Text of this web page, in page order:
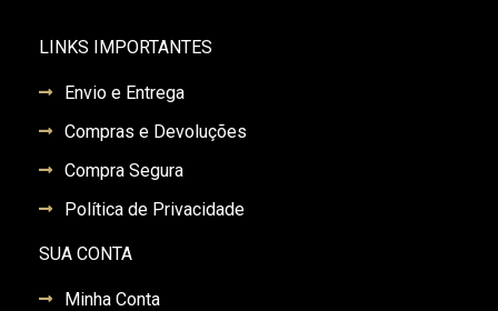
LINKS IMPORTANTES
Envio e Entrega
Compras e Devoluções
Compra Segura
Política de Privacidade
SUA CONTA
Minha Conta